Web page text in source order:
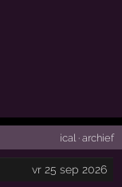
ical · archief
vr 25 sep 2026